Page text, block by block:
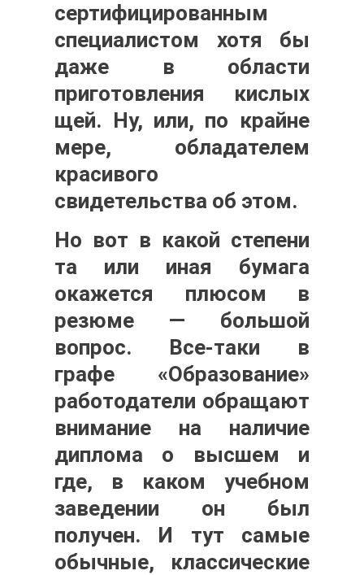
сертифицированным
специалистом хотя бы
даже в области
приготовления кислых
щей. Ну, или, по крайне
мере, обладателем
красивого
свидетельства об этом.
Но вот в какой степени
та или иная бумага
окажется плюсом в
резюме — большой
вопрос. Все-таки в
графе «Образование»
работодатели обращают
внимание на наличие
диплома о высшем и
где, в каком учебном
заведении он был
получен. И тут самые
обычные, классические